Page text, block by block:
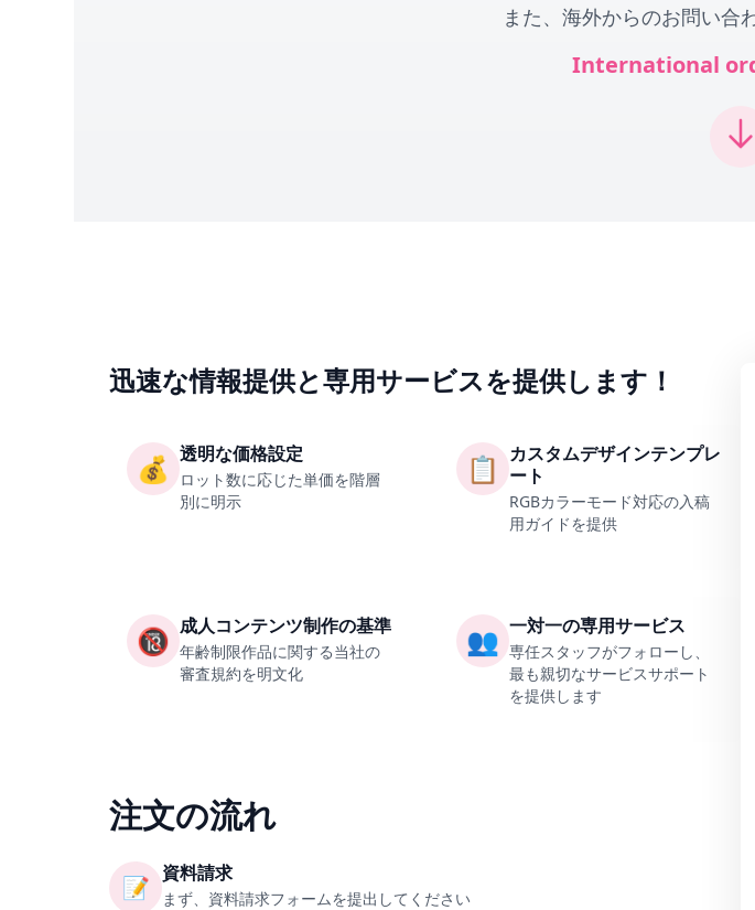
また、海外からのお問い合
International
迅速な情報提供と専用サービスを提供します！
💰 透明な価格設定
ロット数に応じた単価を階層
別に明示
📋
カスタムデザインテンプレ
ート
RGBカラーモード対応の入稿
用ガイドを提供
🔞 成人コンテンツ制作の基準
年齢制限作品に関する当社の
審査規約を明文化
👥 一対一の専用サービス
専任スタッフがフォローし、
最も親切なサービスサポート
を提供します
注文の流れ
📝 資料請求
まず、資料請求フォームを提出してください